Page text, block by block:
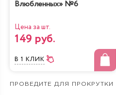
Влюбленных» №6
Цена за шт.
149 руб.
В 1 КЛИК